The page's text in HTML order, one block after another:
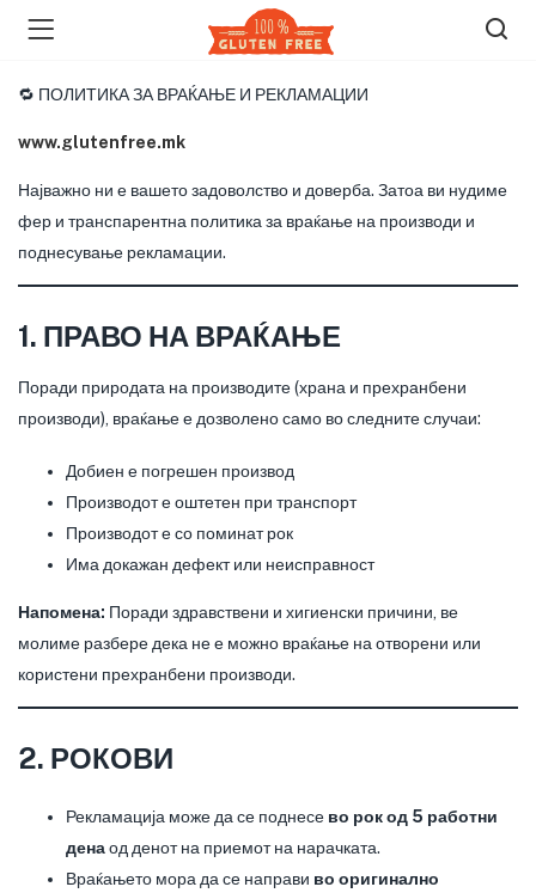
🔁 ПОЛИТИКА ЗА ВРАЌАЊЕ И РЕКЛАМАЦИИ
www.glutenfree.mk
Најважно ни е вашето задоволство и доверба. Затоа ви нудиме
фер и транспарентна политика за враќање на производи и
поднесување рекламации.
1. ПРАВО НА ВРАЌАЊЕ
Поради природата на производите (храна и прехранбени
производи), враќање е дозволено само во следните случаи:
Добиен е погрешен производ
Производот е оштетен при транспорт
Производот е со поминат рок
Има докажан дефект или неисправност
Напомена: Поради здравствени и хигиенски причини, ве
молиме разбере дека не е можно враќање на отворени или
користени прехранбени производи.
2. РОКОВИ
Рекламација може да се поднесе во рок од 5 работни
денаод денот на приемот на нарачката.
Враќањето мора да се направи во оригинално